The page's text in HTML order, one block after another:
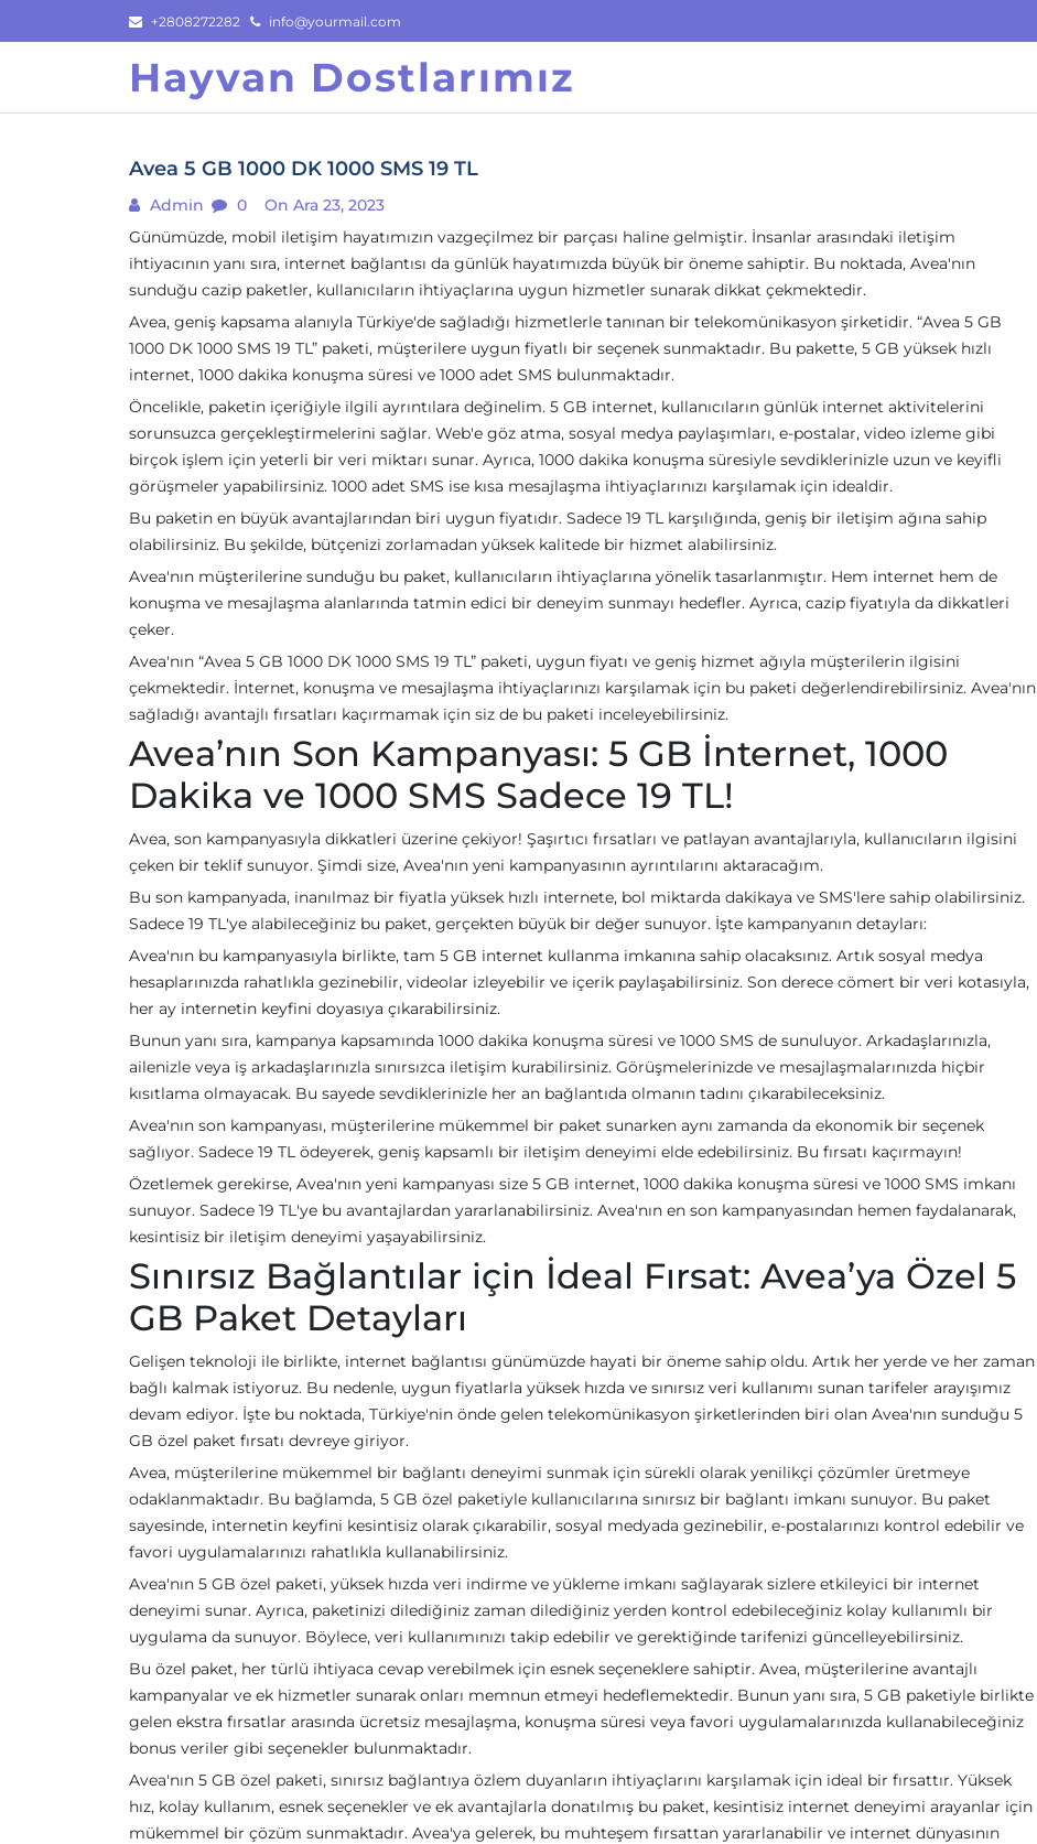
to
+2808272282 info@yourmail.com
Hayvan Dostlarımız
Avea 5 GB 1000 DK 1000 SMS 19 TL
Admin 0
On Ara 23, 2023
Günümüzde, mobil iletişim hayatımızın vazgeçilmez bir parçası haline gelmiştir. İnsanlar arasındaki iletişim
ihtiyacının yanı sıra, internet bağlantısı da günlük hayatımızda büyük bir öneme sahiptir. Bu noktada, Avea'nın
sunduğu cazip paketler, kullanıcıların ihtiyaçlarına uygun hizmetler sunarak dikkat çekmektedir.
Avea, geniş kapsama alanıyla Türkiye'de sağladığı hizmetlerle tanınan bir telekomünikasyon şirketidir. “Avea 5 GB
1000 DK 1000 SMS 19 TL” paketi, müşterilere uygun fiyatlı bir seçenek sunmaktadır. Bu pakette, 5 GB yüksek hızlı
internet, 1000 dakika konuşma süresi ve 1000 adet SMS bulunmaktadır.
Öncelikle, paketin içeriğiyle ilgili ayrıntılara değinelim. 5 GB internet, kullanıcıların günlük internet aktivitelerini
sorunsuzca gerçekleştirmelerini sağlar. Web'e göz atma, sosyal medya paylaşımları, e-postalar, video izleme gibi
birçok işlem için yeterli bir veri miktarı sunar. Ayrıca, 1000 dakika konuşma süresiyle sevdiklerinizle uzun ve keyifli
görüşmeler yapabilirsiniz. 1000 adet SMS ise kısa mesajlaşma ihtiyaçlarınızı karşılamak için idealdir.
Bu paketin en büyük avantajlarından biri uygun fiyatıdır. Sadece 19 TL karşılığında, geniş bir iletişim ağına sahip
olabilirsiniz. Bu şekilde, bütçenizi zorlamadan yüksek kalitede bir hizmet alabilirsiniz.
Avea'nın müşterilerine sunduğu bu paket, kullanıcıların ihtiyaçlarına yönelik tasarlanmıştır. Hem internet hem de
konuşma ve mesajlaşma alanlarında tatmin edici bir deneyim sunmayı hedefler. Ayrıca, cazip fiyatıyla da dikkatleri
çeker.
Avea'nın “Avea 5 GB 1000 DK 1000 SMS 19 TL” paketi, uygun fiyatı ve geniş hizmet ağıyla müşterilerin ilgisini
çekmektedir. İnternet, konuşma ve mesajlaşma ihtiyaçlarınızı karşılamak için bu paketi değerlendirebilirsiniz. Avea'nın
sağladığı avantajlı fırsatları kaçırmamak için siz de bu paketi inceleyebilirsiniz.
Avea’nın Son Kampanyası: 5 GB İnternet, 1000
Dakika ve 1000 SMS Sadece 19 TL!
Avea, son kampanyasıyla dikkatleri üzerine çekiyor! Şaşırtıcı fırsatları ve patlayan avantajlarıyla, kullanıcıların ilgisini
çeken bir teklif sunuyor. Şimdi size, Avea'nın yeni kampanyasının ayrıntılarını aktaracağım.
Bu son kampanyada, inanılmaz bir fiyatla yüksek hızlı internete, bol miktarda dakikaya ve SMS'lere sahip olabilirsiniz.
Sadece 19 TL'ye alabileceğiniz bu paket, gerçekten büyük bir değer sunuyor. İşte kampanyanın detayları:
Avea'nın bu kampanyasıyla birlikte, tam 5 GB internet kullanma imkanına sahip olacaksınız. Artık sosyal medya
hesaplarınızda rahatlıkla gezinebilir, videolar izleyebilir ve içerik paylaşabilirsiniz. Son derece cömert bir veri kotasıyla,
her ay internetin keyfini doyasıya çıkarabilirsiniz.
Bunun yanı sıra, kampanya kapsamında 1000 dakika konuşma süresi ve 1000 SMS de sunuluyor. Arkadaşlarınızla,
ailenizle veya iş arkadaşlarınızla sınırsızca iletişim kurabilirsiniz. Görüşmelerinizde ve mesajlaşmalarınızda hiçbir
kısıtlama olmayacak. Bu sayede sevdiklerinizle her an bağlantıda olmanın tadını çıkarabileceksiniz.
Avea'nın son kampanyası, müşterilerine mükemmel bir paket sunarken aynı zamanda da ekonomik bir seçenek
sağlıyor. Sadece 19 TL ödeyerek, geniş kapsamlı bir iletişim deneyimi elde edebilirsiniz. Bu fırsatı kaçırmayın!
Özetlemek gerekirse, Avea'nın yeni kampanyası size 5 GB internet, 1000 dakika konuşma süresi ve 1000 SMS imkanı
sunuyor. Sadece 19 TL'ye bu avantajlardan yararlanabilirsiniz. Avea'nın en son kampanyasından hemen faydalanarak,
kesintisiz bir iletişim deneyimi yaşayabilirsiniz.
Sınırsız Bağlantılar için İdeal Fırsat: Avea’ya Özel 5
GB Paket Detayları
Gelişen teknoloji ile birlikte, internet bağlantısı günümüzde hayati bir öneme sahip oldu. Artık her yerde ve her zaman
bağlı kalmak istiyoruz. Bu nedenle, uygun fiyatlarla yüksek hızda ve sınırsız veri kullanımı sunan tarifeler arayışımız
devam ediyor. İşte bu noktada, Türkiye'nin önde gelen telekomünikasyon şirketlerinden biri olan Avea'nın sunduğu 5
GB özel paket fırsatı devreye giriyor.
Avea, müşterilerine mükemmel bir bağlantı deneyimi sunmak için sürekli olarak yenilikçi çözümler üretmeye
odaklanmaktadır. Bu bağlamda, 5 GB özel paketiyle kullanıcılarına sınırsız bir bağlantı imkanı sunuyor. Bu paket
sayesinde, internetin keyfini kesintisiz olarak çıkarabilir, sosyal medyada gezinebilir, e-postalarınızı kontrol edebilir ve
favori uygulamalarınızı rahatlıkla kullanabilirsiniz.
Avea'nın 5 GB özel paketi, yüksek hızda veri indirme ve yükleme imkanı sağlayarak sizlere etkileyici bir internet
deneyimi sunar. Ayrıca, paketinizi dilediğiniz zaman dilediğiniz yerden kontrol edebileceğiniz kolay kullanımlı bir
uygulama da sunuyor. Böylece, veri kullanımınızı takip edebilir ve gerektiğinde tarifenizi güncelleyebilirsiniz.
Bu özel paket, her türlü ihtiyaca cevap verebilmek için esnek seçeneklere sahiptir. Avea, müşterilerine avantajlı
kampanyalar ve ek hizmetler sunarak onları memnun etmeyi hedeflemektedir. Bunun yanı sıra, 5 GB paketiyle birlikte
gelen ekstra fırsatlar arasında ücretsiz mesajlaşma, konuşma süresi veya favori uygulamalarınızda kullanabileceğiniz
bonus veriler gibi seçenekler bulunmaktadır.
Avea'nın 5 GB özel paketi, sınırsız bağlantıya özlem duyanların ihtiyaçlarını karşılamak için ideal bir fırsattır. Yüksek
hız, kolay kullanım, esnek seçenekler ve ek avantajlarla donatılmış bu paket, kesintisiz internet deneyimi arayanlar için
mükemmel bir çözüm sunmaktadır. Avea'ya gelerek, bu muhteşem fırsattan yararlanabilir ve internet dünyasının